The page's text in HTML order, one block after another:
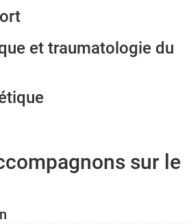
et traumatologie du
sur le